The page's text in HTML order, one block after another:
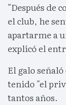
"Después de
el club, he
apartarme a
explicó el
El galo
tenido "el
tantos años.